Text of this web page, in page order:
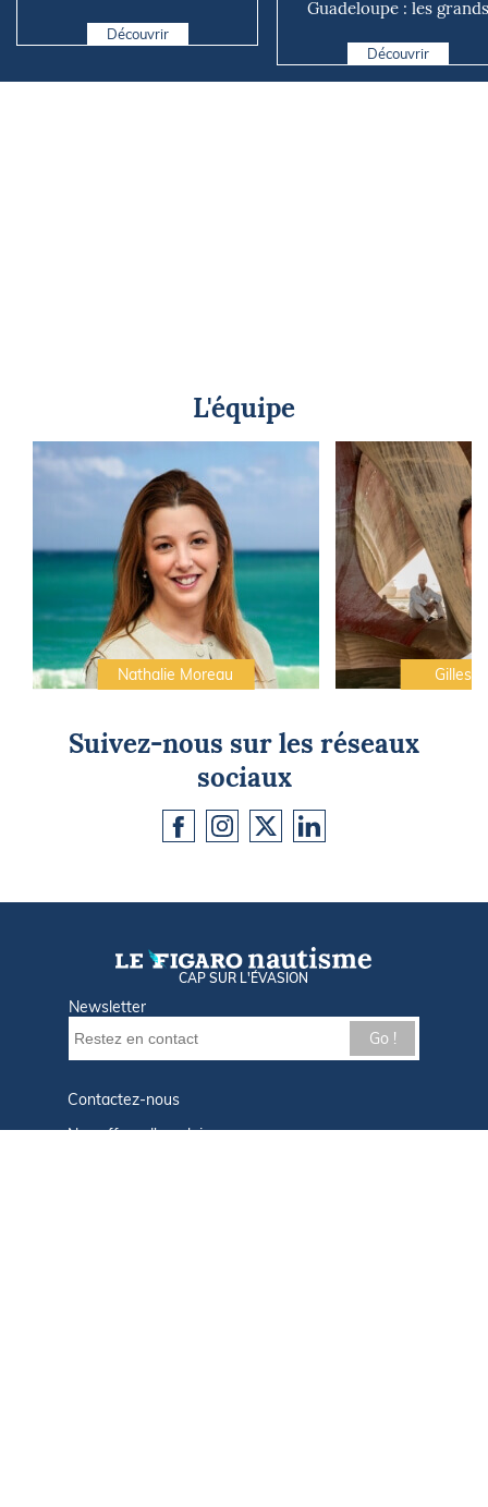
Découvrir
Guadeloupe : les grands
Rh...
Découvrir
L'équipe
Nathalie Moreau Gilles
Suivez-nous sur les réseaux
sociaux
CAP SUR L'ÉVASION
Newsletter
Go !
Contactez-nous
Nos offres d'emploi